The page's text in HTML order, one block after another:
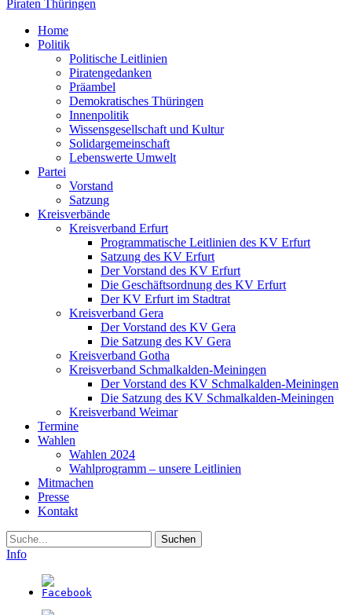
Piraten Thüringen
Home
Politik
Politische Leitlinien
Piratengedanken
Präambel
Demokratisches Thüringen
Innenpolitik
Wissensgesellschaft und Kultur
Solidargemeinschaft
Lebenswerte Umwelt
Partei
Vorstand
Satzung
Kreisverbände
Kreisverband Erfurt
Programmatische Leitlinien des KV Erfurt
Satzung des KV Erfurt
Der Vorstand des KV Erfurt
Die Geschäftsordnung des KV Erfurt
Der KV Erfurt im Stadtrat
Kreisverband Gera
Der Vorstand des KV Gera
Die Satzung des KV Gera
Kreisverband Gotha
Kreisverband Schmalkalden-Meiningen
Der Vorstand des KV Schmalkalden-Meiningen
Die Satzung des KV Schmalkalden-Meiningen
Kreisverband Weimar
Termine
Wahlen
Wahlen 2024
Wahlprogramm – unsere Leitlinien
Mitmachen
Presse
Kontakt
Suche
Info